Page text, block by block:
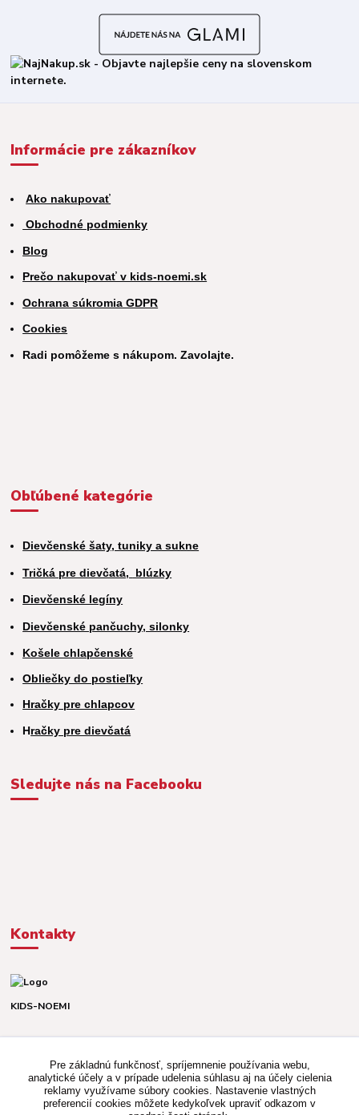
Informácie pre zákazníkov
Ako nakupovať
Obchodné podmienky
Blog
Prečo nakupovať v kids-noemi.sk
Ochrana súkromia GDPR
Cookies
Radi pomôžeme s nákupom. Zavolajte.
Obľúbené kategórie
Dievčenské šaty, tuniky a sukne
Tričká pre dievčatá, blúzky
Dievčenské legíny
Dievčenské pančuchy, silonky
Košele chlapčenské
Obliečky do postieľky
Hračky pre chlapcov
Hračky pre dievčatá
Sledujte nás na Facebooku
Kontakty
KIDS-NOEMI
(Po-Pia, 8-16 hod.)
kidsnoemi.shop@gmail.com
Pre základnú funkčnosť, spríjemnenie používania webu,
analytické účely a v prípade udelenia súhlasu aj na účely cielenia
reklamy využívame súbory cookies. Nastavenie vlastných
preferencií cookies môžete kedykoľvek upraviť odkazom v